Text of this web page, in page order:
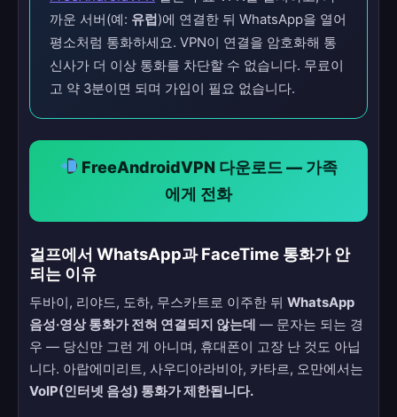
까운 서버(예: 유럽)에 연결한 뒤 WhatsApp을 열어
평소처럼 통화하세요. VPN이 연결을 암호화해 통
신사가 더 이상 통화를 차단할 수 없습니다. 무료이
고 약 3분이면 되며 가입이 필요 없습니다.
FreeAndroidVPN 다운로드 — 가족
에게 전화
걸프에서 WhatsApp과 FaceTime 통화가 안
되는 이유
두바이, 리야드, 도하, 무스카트로 이주한 뒤 WhatsApp
음성·영상 통화가 전혀 연결되지 않는데 — 문자는 되는 경
우 — 당신만 그런 게 아니며, 휴대폰이 고장 난 것도 아닙
니다. 아랍에미리트, 사우디아라비아, 카타르, 오만에서는
VoIP(인터넷 음성) 통화가 제한됩니다.